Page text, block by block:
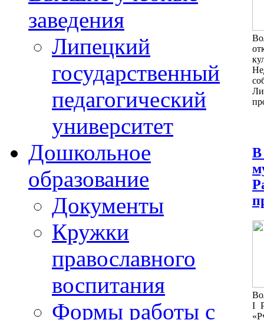
заведения
Липецкий
государственный
педагогический
университет
Дошкольное
образование
Документы
Кружки
православного
воспитания
Формы работы с
В
I